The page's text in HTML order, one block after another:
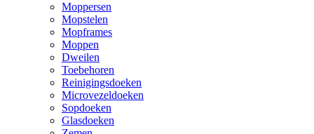
Moppersen
Mopstelen
Mopframes
Moppen
Dweilen
Toebehoren
Reinigingsdoeken
Microvezeldoeken
Sopdoeken
Glasdoeken